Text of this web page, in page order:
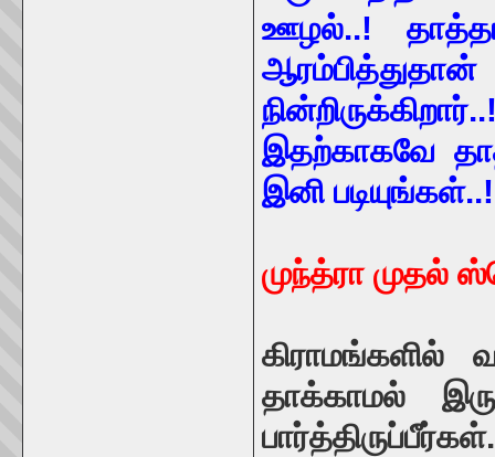
ஊழல்..!
இதற்காகவே
இனி படியுங்கள்..!
முந்த்ரா முதல்
கிராமங்களில்
தாக்காமல்